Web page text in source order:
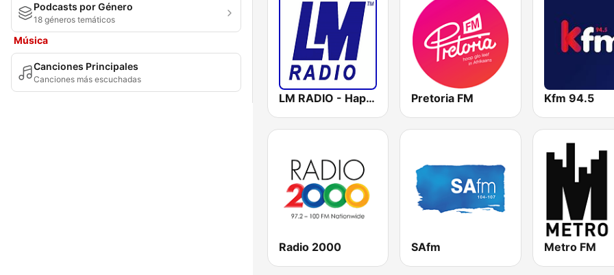
Podcasts por Género
18 géneros temáticos
Música
Canciones Principales
Canciones más escuchadas
LM RADIO - Happy Listening !! Pretoria FM Kfm 94.5
Radio 2000 SAfm Metro FM